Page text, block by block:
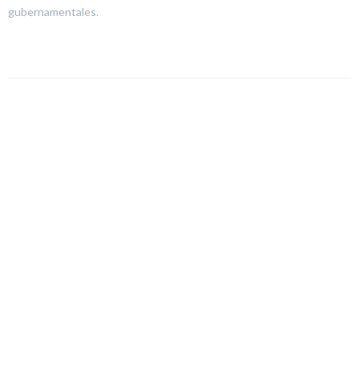
gubernamentales.